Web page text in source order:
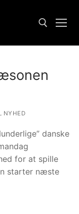
NYHED
danske
for at spille
starter næste